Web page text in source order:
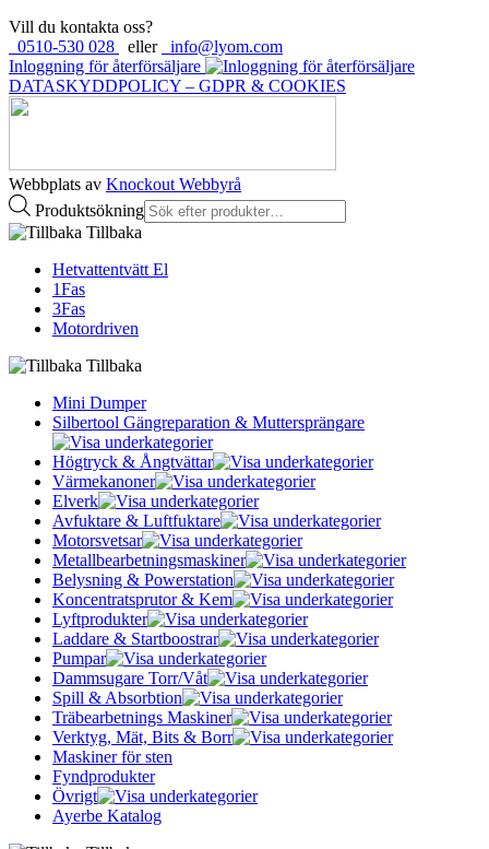
Vill du kontakta oss?
0510-530 028
eller
info@lyom.com
Inloggning för återförsäljare
DATASKYDDPOLICY – GDPR & COOKIES
Webbplats av Knockout Webbyrå
Produktsökning
Tillbaka
Hetvattentvätt El
1Fas
3Fas
Motordriven
Tillbaka
Mini Dumper
Silbertool Gängreparation & Muttersprängare
Högtryck & Ångtvättar
Värmekanoner
Elverk
Avfuktare & Luftfuktare
Motorsvetsar
Metallbearbetningsmaskiner
Belysning & Powerstation
Koncentratsprutor & Kem
Lyftprodukter
Laddare & Startboostrar
Pumpar
Dammsugare Torr/Våt
Spill & Absorbtion
Träbearbetnings Maskiner
Verktyg, Mät, Bits & Borr
Maskiner för sten
Fyndprodukter
Övrigt
Ayerbe Katalog